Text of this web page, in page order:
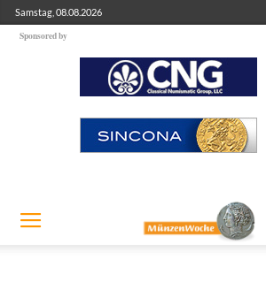
Samstag, 08.08.2026
Sponsored by